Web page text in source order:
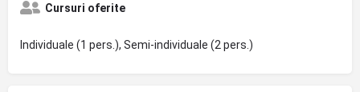
Cursuri oferite
Individuale (1 pers.), Semi-individuale (2 pers.)